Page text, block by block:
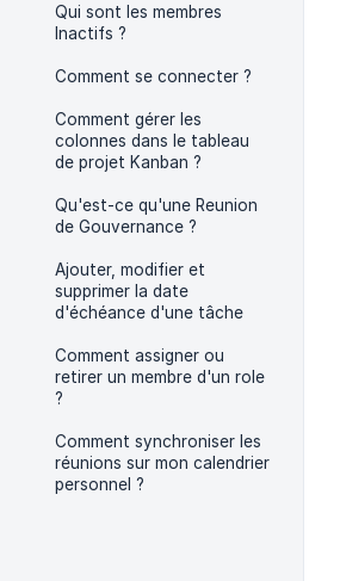
Qui sont les membres
Inactifs ?
Comment se connecter ?
Comment gérer les
colonnes dans le tableau
de projet Kanban ?
Qu'est-ce qu'une Reunion
de Gouvernance ?
Ajouter, modifier et
supprimer la date
d'échéance d'une tâche
Comment assigner ou
retirer un membre d'un role
?
Comment synchroniser les
réunions sur mon calendrier
personnel ?